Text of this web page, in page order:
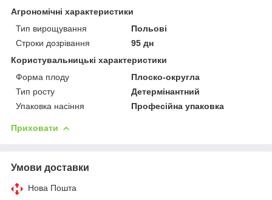
Агрономічні характеристики
Тип вирощування
Польові
Строки дозрівання
95 дн
Користувальницькі характеристики
Форма плоду
Плоско-округла
Тип росту
Детермінантний
Упаковка насіння
Професійна упаковка
Приховати
Умови доставки
Нова Пошта